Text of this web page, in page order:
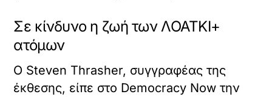
Σε κίνδυνο η ζωή των ΛΟΑΤΚΙ+
ατόμων
Ο Steven Thrasher, συγγραφέας της
έκθεσης, είπε στο Democracy Now την